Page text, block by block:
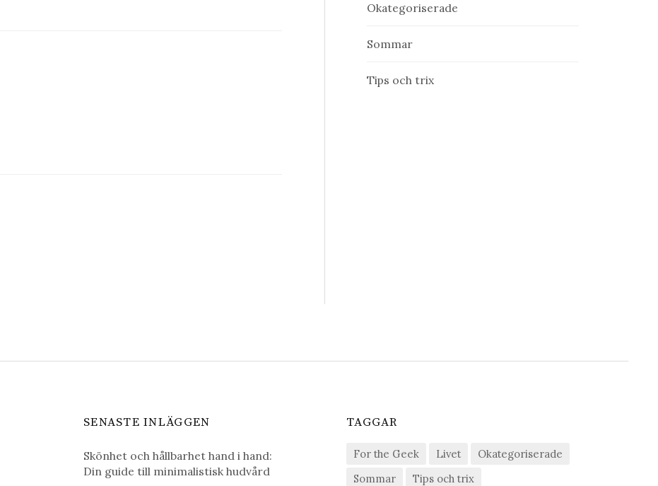
Okategoriserade
Sommar
Tips och trix
SENASTE INLÄGGEN
Skönhet och hållbarhet hand i hand:
Din guide till minimalistisk hudvård
TAGGAR
For the Geek Livet
Okategoriserade
Sommar
Tips och trix